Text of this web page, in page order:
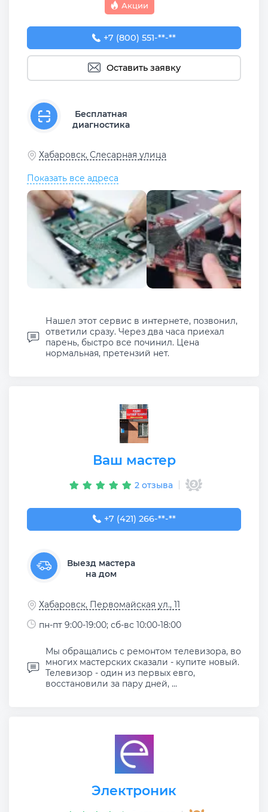
Акции
+7 (800) 551-74-09
+7 (800) 551-**-**
Оставить заявку
Бесплатная
диагностика
Хабаровск, Слесарная улица
Показать все адреса
Нашел этот сервис в интернете, позвонил,
ответили сразу. Через два часа приехал
парень, быстро все починил. Цена
нормальная, претензий нет.
Ваш мастер
2 отзыва
+7 (421) 266-42-55
+7 (421) 266-**-**
Выезд мастера
на дом
Хабаровск, Первомайская ул., 11
пн-пт 9:00-19:00; сб-вс 10:00-18:00
Мы обращались с ремонтом телевизора, во
многих мастерских сказали - купите новый.
Телевизор - один из первых евго,
восстановили за пару дней, ...
Электроник